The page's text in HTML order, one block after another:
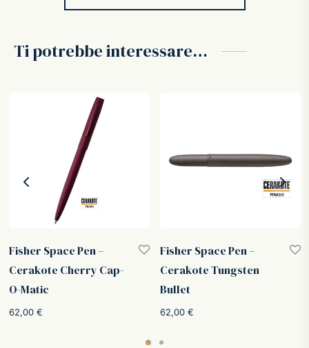
Ti potrebbe interessare…
Fisher Space Pen –
Cerakote Cherry Cap-
O-Matic
62,00 €
Fisher Space Pen –
Cerakote Tungsten
Bullet
62,00 €